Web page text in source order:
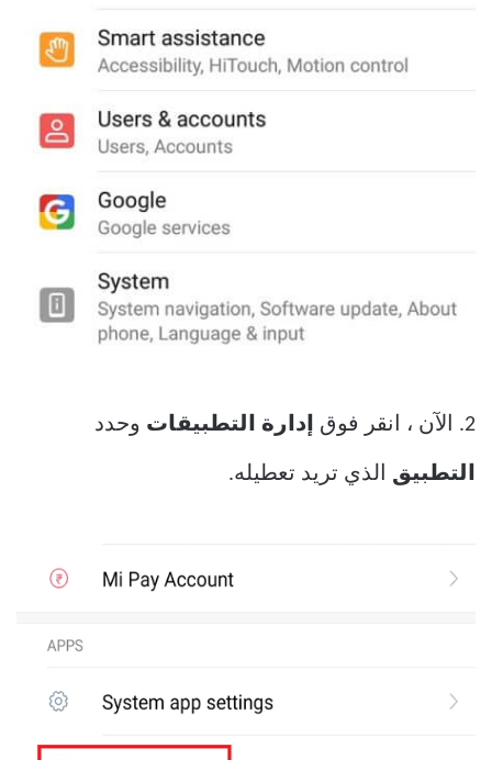
2. الآن ، انقر فوق إدارة التطبيقات وحدد
التطبيق الذي تريد تعطيله.